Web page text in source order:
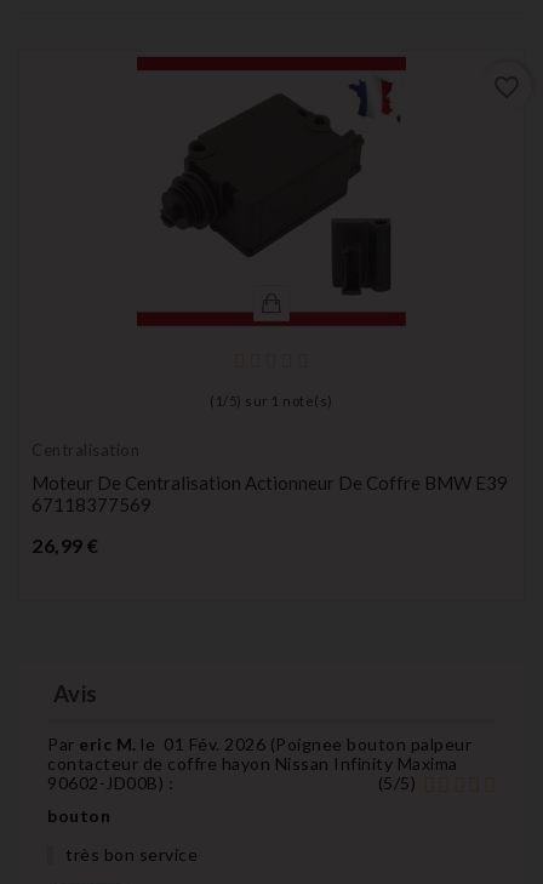
( 1 / 5) sur 1 note(s)
Centralisation
Moteur De Centralisation Actionneur De Coffre BMW E39
67118377569
26,99 €
Avis
Par eric M. le 01 Fév. 2026 (Poignee bouton palpeur
contacteur de coffre hayon Nissan Infinity Maxima
90602-JD00B) : (5/5)
bouton
très bon service